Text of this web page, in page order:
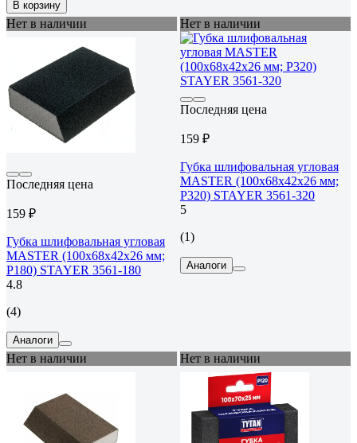
В корзину
Нет в наличии
Последняя цена
159 ₽
Губка шлифовальная угловая
MASTER (100x68x42x26 мм;
Р180) STAYER 3561-180
4.8
(4)
Аналоги
Нет в наличии
Последняя цена
159 ₽
Губка шлифовальная угловая
MASTER (100x68x42x26 мм;
Р320) STAYER 3561-320
5
(1)
Аналоги
Нет в наличии Нет в наличии